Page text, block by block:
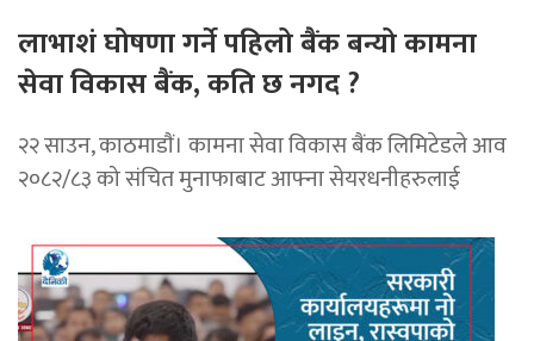
लाभाशं घोषणा गर्ने पहिलो बैंक बन्यो कामना
सेवा विकास बैंक, कति छ नगद ?
२२ साउन, काठमाडाैं। कामना सेवा विकास बैंक लिमिटेडले आव
२०८२/८३ को संचित मुनाफाबाट आफ्ना सेयरधनीहरुलाई